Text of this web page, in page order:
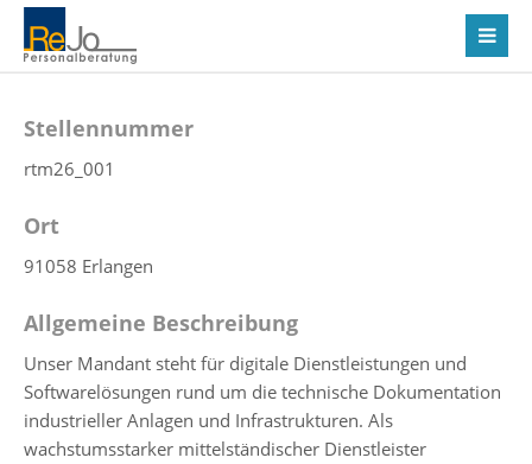
Stellennummer
rtm26_001
Ort
91058 Erlangen
Allgemeine Beschreibung
Unser Mandant steht für digitale Dienstleistungen und
Softwarelösungen rund um die technische Dokumentation
industrieller Anlagen und Infrastrukturen. Als
wachstumsstarker mittelständischer Dienstleister